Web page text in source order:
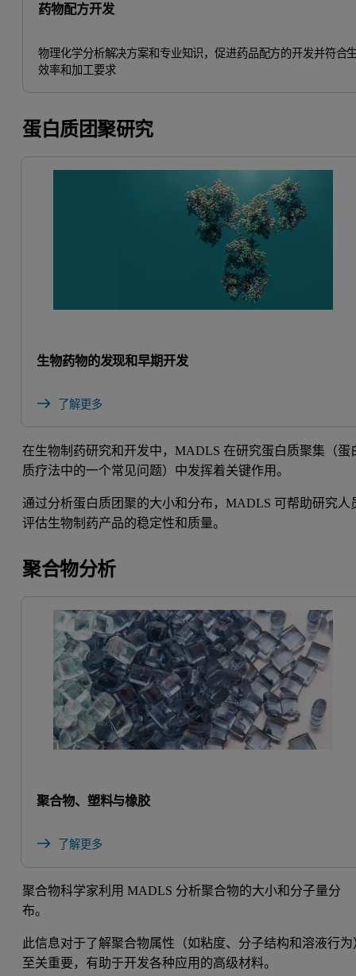
药物配方开发
物理化学分析解决方案和专业知识，促进药品配方的开发并符合
效率和加工要求
蛋白质团聚研究
生物药物的发现和早期开发
了解更多
在生物制药研究和开发中，MADLS 在研究蛋白质聚集（蛋
质疗法中的一个常见问题）中发挥着关键作用。
通过分析蛋白质团聚的大小和分布，MADLS 可帮助研究人
评估生物制药产品的稳定性和质量。
聚合物分析
聚合物、塑料与橡胶
了解更多
聚合物科学家利用 MADLS 分析聚合物的大小和分子量分
布。
此信息对于了解聚合物属性（如粘度、分子结构和溶液行为
至关重要，有助于开发各种应用的高级材料。